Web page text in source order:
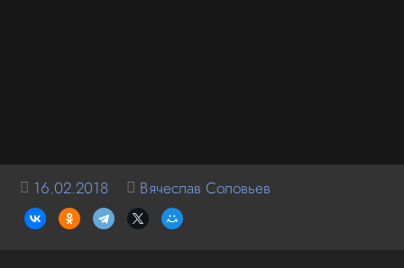
16.02.2018 Вячеслав Соловьев